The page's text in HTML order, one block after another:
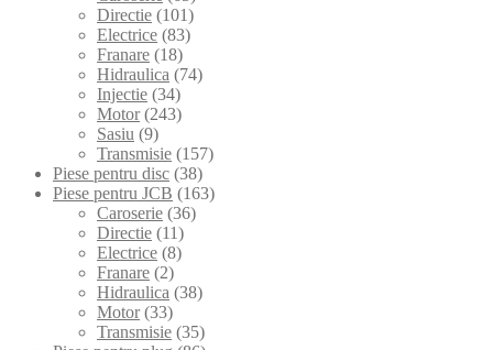
Directie (101)
Electrice (83)
Franare (18)
Hidraulica (74)
Injectie (34)
Motor (243)
Sasiu (9)
Transmisie (157)
Piese pentru disc (38)
Piese pentru JCB (163)
Caroserie (36)
Directie (11)
Electrice (8)
Franare (2)
Hidraulica (38)
Motor (33)
Transmisie (35)